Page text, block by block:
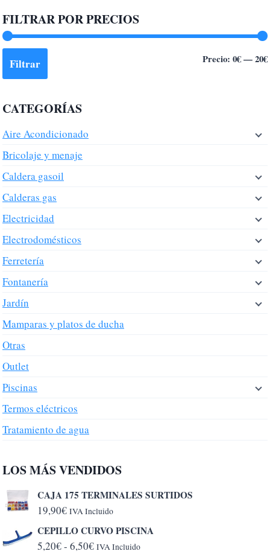
opciones
se
pueden
elegir
página
de
producto
FILTRAR POR PRECIOS
Filtrar Precio: 0€—20€
CATEGORÍAS
Aire Acondicionado
Bricolaje y menaje
Caldera gasoil
Calderas gas
Electricidad
Electrodomésticos
Ferretería
Fontanería
Jardín
Mamparas y platos de ducha
Otras
Outlet
Piscinas
Termos eléctricos
Tratamiento de agua
LOS MÁS VENDIDOS
CAJA 175 TERMINALES SURTIDOS
19,90€ IVA Incluido
CEPILLO CURVO PISCINA
5,20€- 6,50€Rango
IVA Incluido